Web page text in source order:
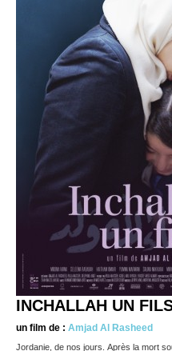
INCHALLAH UN
un film de : Amjad Al Rasheed
Jordanie, de nos jours. Après la mort